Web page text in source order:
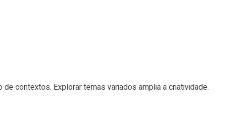
contextos. Explorar temas variados amplia a criatividade.